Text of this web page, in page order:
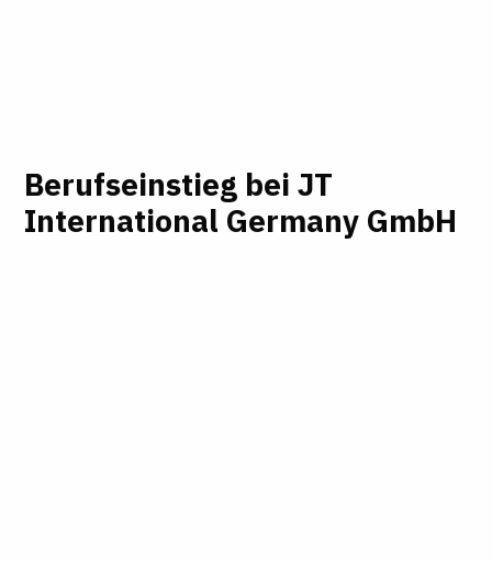
Berufseinstieg bei JT
International Germany GmbH